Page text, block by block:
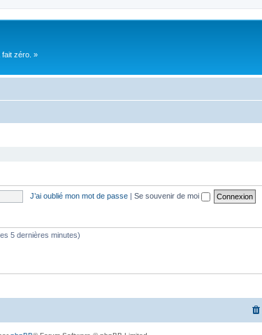
fait zéro. »
J’ai oublié mon mot de passe | Se souvenir de moi
5 dernières minutes)